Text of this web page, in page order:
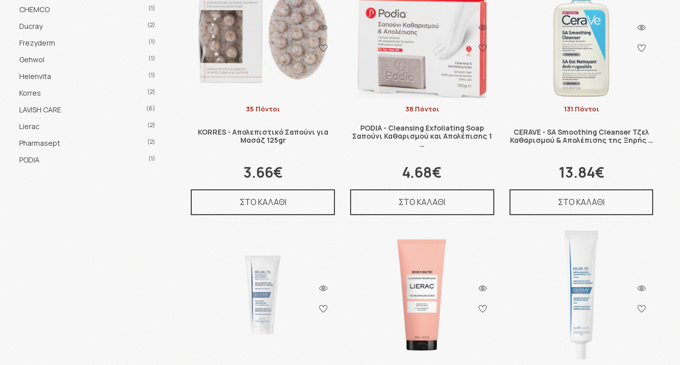
CHEMCO (1)
Ducray (2)
Frezyderm (1)
Gehwol (1)
Helenvita (1)
Korres (2)
LAVISH CARE (6)
Lierac (2)
Pharmasept (2)
PODIA (1)
35 Πόντοι
KORRES - Απολεπιστικό Σαπούνι για
Μασάζ 125gr
3.66€
ΣΤΟ ΚΑΛΑΘΙ
38 Πόντοι
PODIA - Cleansing Exfoliating Soap
Σαπούνι Καθαρισμού και Απολέπισης 1
…
4.68€
ΣΤΟ ΚΑΛΑΘΙ
131 Πόντοι
CERAVE - SA Smoothing Cleanser Τζελ
Καθαρισμού & Απολέπισης της Ξηρής …
13.84€
ΣΤΟ ΚΑΛΑΘΙ